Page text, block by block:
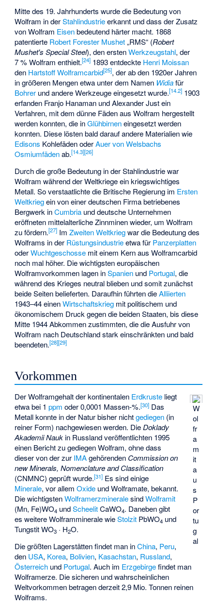
Mitte des 19. Jahrhunderts wurde die Bedeutung von
Wolfram in derStahlindustrieerkannt und dass der Zusatz
von Wolfram Eisenbedeutend härter macht. 1868
patentierte Robert Forester Mushet„RMS“ (Robert
Mushet's Special Steel), den erstenWerkzeugstahl, der
7 % Wolfram enthielt.[24] 1893 entdeckte Henri Moissan
den Hartstoff Wolframcarbid[25], der ab den 1920er Jahren
in größeren Mengen etwa unter dem Namen Widiafür
Bohrer und andere Werkzeuge eingesetzt wurde.[14.2] 1903
erfanden Franjo Hanaman undAlexander Justein
Verfahren, mit dem dünne Fäden aus Wolfram hergestellt
werden konnten, die inGlühbirneneingesetzt werden
konnten. Diese lösten bald darauf andere Materialien wie
Edisons Kohlefäden oderAuer von Welsbachs
Osmiumfädenab.[14.3][26]
Durch die große Bedeutung in der Stahlindustrie war
Wolfram während der Weltkriege ein kriegswichtiges
Metall. So verstaatlichte die Britische Regierung im Ersten
Weltkriegein von einer deutschen Firma betriebenes
Bergwerk inCumbria und deutsche Unternehmen
eröffneten mittelalterliche Zinnminen wieder, um Wolfram
zu fördern.[27] ImZweiten Weltkriegwar die Bedeutung des
Wolframs in der Rüstungsindustrieetwa für Panzerplatten
oderWuchtgeschosse mit einem Kern aus Wolframcarbid
noch mal höher. Die wichtigsten europäischen
Wolframvorkommen lagen inSpanien und Portugal, die
während des Krieges neutral blieben und somit zunächst
beide Seiten belieferten. Daraufhin führten dieAlliierten
1943–44 einenWirtschaftskrieg mit politischem und
ökonomischem Druck gegen die beiden Staaten, bis diese
Mitte 1944 Abkommen zustimmten, die die Ausfuhr von
Wolfram nach Deutschland stark einschränkten und bald
beendeten.[28][29]
Vorkommen
W
ol
fr
a
m
it
a
u
s
P
or
tu
g
al
Der Wolframgehalt der kontinentalen Erdkruste liegt
etwa bei 1ppm oder 0,0001 Massen-%.[30] Das
Metall konnte in der Natur bisher nichtgediegen (in
reiner Form) nachgewiesen werden. DieDoklady
Akademii Nauk in Russland veröffentlichten 1995
einen Bericht zu gediegen Wolfram, ohne dass
dieser von der zur IMAgehörenden Commission on
new Minerals, Nomenclature and Classification
(CNMNC) geprüft wurde.[31] Es sind einige
Minerale, vor allemOxide und Wolframate, bekannt.
Die wichtigstenWolframerzmineralesindWolframit
(Mn, Fe)WO4 undScheelitCaWO4. Daneben gibt
es weitere Wolframminerale wieStolzit PbWO4 und
TungstitWO3 · H2O.
Die größten Lagerstätten findet man inChina, Peru,
den USA, Korea, Bolivien, Kasachstan, Russland,
Österreich und Portugal. Auch im Erzgebirgefindet man
Wolframerze. Die sicheren und wahrscheinlichen
Weltvorkommen betragen derzeit 2,9 Mio. Tonnen reinen
Wolframs.